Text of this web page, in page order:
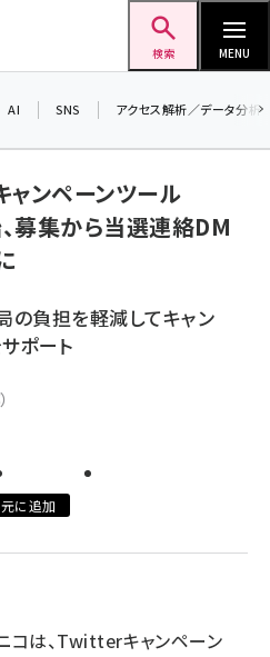
検索 MENU
AI SNS アクセス解析／データ分析
ンペーンツール
募集から当選連絡DM
の負担を軽減してキャン
ポート
に追加
コは、Twitterキャンペーン